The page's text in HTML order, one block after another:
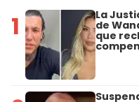
1 La
de
que